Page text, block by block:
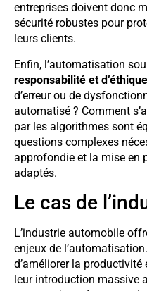
entreprises doivent donc
sécurité robustes pour
leurs clients.
Enfin, l’automatisation
responsabilité et d’éthique
d’erreur ou de
automatisé ? Comment
par les algorithmes sont
questions complexes
approfondie et la mise en
adaptés.
Le cas de
L’industrie automobile
enjeux de
d’améliorer la
leur introduction massive